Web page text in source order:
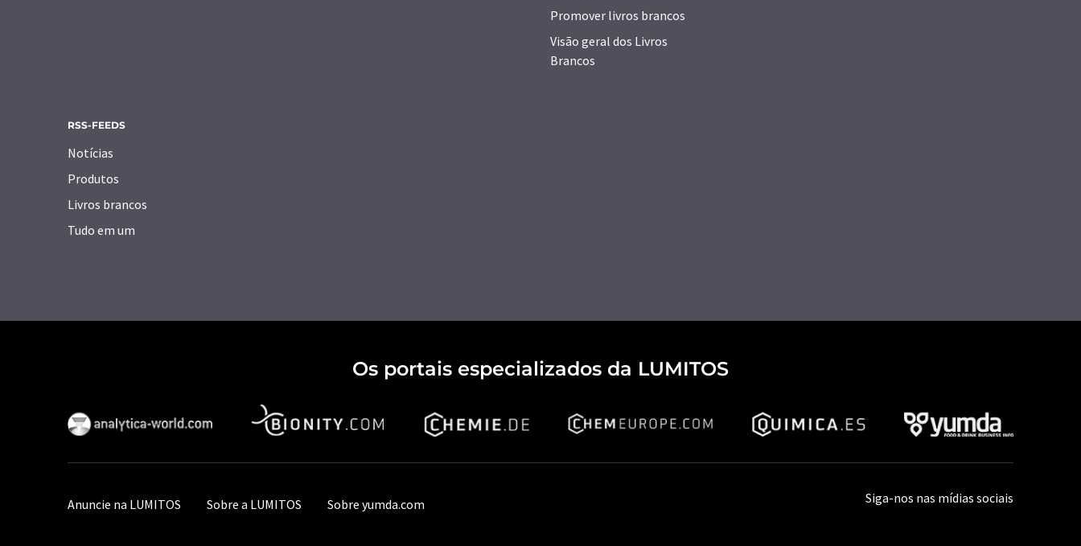
Promover livros brancos
Visão geral dos Livros
Brancos
RSS-FEEDS
Notícias
Produtos
Livros brancos
Tudo em um
Os portais especializados da LUMITOS
Anuncie na LUMITOS Sobre a LUMITOS Sobre yumda.com Siga-nos nas mídias sociais